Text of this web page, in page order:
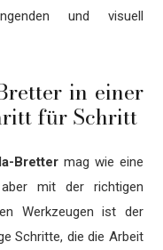
und visuell
in einer
für Schritt
Brettermag wie eine
aber mit der richtigen
Werkzeugen ist der
Schritte, die die Arbeit